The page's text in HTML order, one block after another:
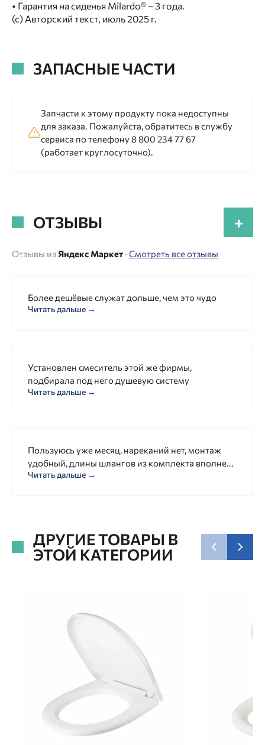
• Гарантия на сиденья Milardo® – 3 года.
(с) Авторский текст, июль 2025 г.
ЗАПАСНЫЕ ЧАСТИ
Запчасти к этому продукту пока недоступны
для заказа. Пожалуйста, обратитесь в службу
сервиса по телефону 8 800 234 77 67
(работает круглосуточно).
ОТЗЫВЫ +
Отзывы из Яндекс Маркет · Смотреть все отзывы
Более дешёвые служат дольше, чем это чудо
Читать дальше →
Установлен смеситель этой же фирмы,
подбирала под него душевую систему
Читать дальше →
Пользуюсь уже месяц, нареканий нет, монтаж
удобный, длины шлангов из комплекта вполне...
Читать дальше →
ДРУГИЕ ТОВАРЫ В
ЭТОЙ КАТЕГОРИИ